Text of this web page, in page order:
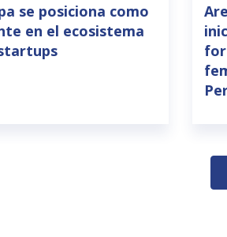
se posiciona como
en el ecosistema